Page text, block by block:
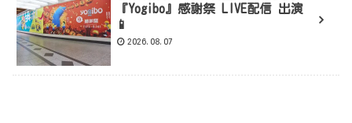
『Yogibo』感謝祭 LIVE配信 出演
📱
2026.08.07